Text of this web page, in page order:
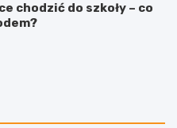
chodzić do szkoły – co